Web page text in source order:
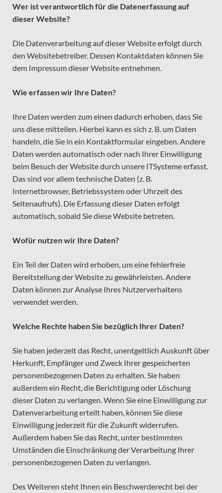
Wer ist verantwortlich für die Datenerfassung auf
dieser Website?
Die Datenverarbeitung auf dieser Website erfolgt durch
den Websitebetreiber. Dessen Kontaktdaten können Sie
dem Impressum dieser Website entnehmen.
Wie erfassen wir Ihre Daten?
Ihre Daten werden zum einen dadurch erhoben, dass Sie
uns diese mitteilen. Hierbei kann es sich z. B. um Daten
handeln, die Sie in ein Kontaktformular eingeben. Andere
Daten werden automatisch oder nach Ihrer Einwilligung
beim Besuch der Website durch unsere ITSysteme erfasst.
Das sind vor allem technische Daten (z. B.
Internetbrowser, Betriebssystem oder Uhrzeit des
Seitenaufrufs). Die Erfassung dieser Daten erfolgt
automatisch, sobald Sie diese Website betreten.
Wofür nutzen wir Ihre Daten?
Ein Teil der Daten wird erhoben, um eine fehlerfreie
Bereitstellung der Website zu gewährleisten. Andere
Daten können zur Analyse Ihres Nutzerverhaltens
verwendet werden.
Welche Rechte haben Sie bezüglich Ihrer Daten?
Sie haben jederzeit das Recht, unentgeltlich Auskunft über
Herkunft, Empfänger und Zweck Ihrer gespeicherten
personenbezogenen Daten zu erhalten. Sie haben
außerdem ein Recht, die Berichtigung oder Löschung
dieser Daten zu verlangen. Wenn Sie eine Einwilligung zur
Datenverarbeitung erteilt haben, können Sie diese
Einwilligung jederzeit für die Zukunft widerrufen.
Außerdem haben Sie das Recht, unter bestimmten
Umständen die Einschränkung der Verarbeitung Ihrer
personenbezogenen Daten zu verlangen.
Des Weiteren steht Ihnen ein Beschwerderecht bei der